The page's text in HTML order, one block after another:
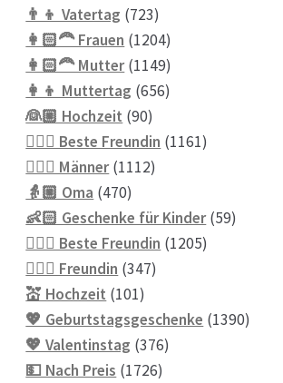
Produkte
👨‍👦 Vatertag 723723
Produkte
👩🏻‍🦰 Frauen 12041204
Produkte
👩🏻‍🦰 Mutter 11491149
Produkte
👩‍👦 Muttertag 656656
👰🏼 Hochzeit 9090
Produkte
👱🏻‍♀️ Beste Freundin 11611161
👱🏼‍♂️ Männer 11121112
👵🏼 Oma 470470
Produkte
👶🏻 Geschenke für Kinder 5959
💁🏼‍♀️ Beste Freundin 12051205
💁🏼‍♀️ Freundin 347347
💒 Hochzeit 101101
Produkte
💖 Geburtstagsgeschenke 13901390
💖 Valentinstag 376376
💵 Nach Preis 17261726